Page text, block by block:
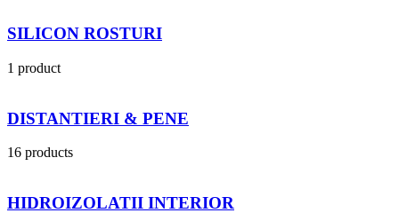
SILICON ROSTURI
1 product
DISTANTIERI & PENE
16 products
HIDROIZOLATII INTERIOR